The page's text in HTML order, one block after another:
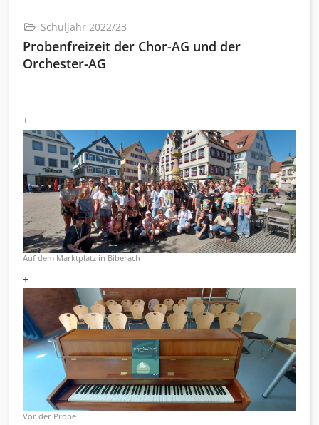
Schuljahr 2022/23
Probenfreizeit der Chor-AG und der
Orchester-AG
+
Auf dem Marktplatz in Biberach
+
Vor der Probe